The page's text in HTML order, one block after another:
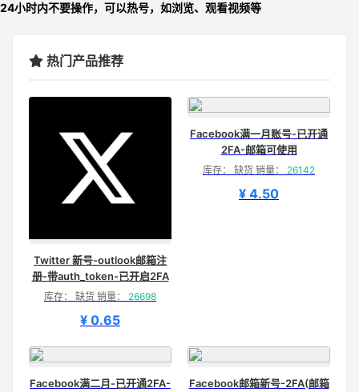
24小时内不要操作，可以热号，如浏览、观看视频等
热门产品推荐
Twitter 新号-outlook邮箱注
册-带auth_token-已开启2FA
库存： 缺货 销量： 26698
¥ 0.65
Facebook满一月账号-已开通
2FA-邮箱可使用
库存： 缺货 销量： 26142
¥ 4.50
Facebook满二月-已开通2FA-
Facebook邮箱新号-2FA(邮箱